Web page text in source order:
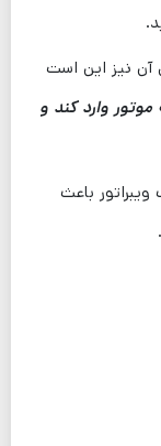
دلیل آن نیز این است
موتور وارد کند و
برای شیلنگ ویبراتور باعث